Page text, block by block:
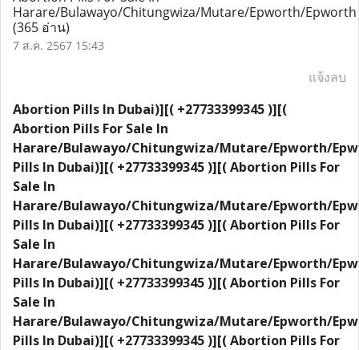
Harare/Bulawayo/Chitungwiza/Mutare/Epworth/Epworth
(365 อ่าน)
7 ส.ค. 2567 15:43
แจ้งลบ
Abortion Pills In Dubai)][( +27733399345 )][(
Abortion Pills For Sale In
Harare/Bulawayo/Chitungwiza/Mutare/Epworth/
Pills In Dubai)][( +27733399345 )][( Abortion Pills For
Sale In
Harare/Bulawayo/Chitungwiza/Mutare/Epworth/
Pills In Dubai)][( +27733399345 )][( Abortion Pills For
Sale In
Harare/Bulawayo/Chitungwiza/Mutare/Epworth/
Pills In Dubai)][( +27733399345 )][( Abortion Pills For
Sale In
Harare/Bulawayo/Chitungwiza/Mutare/Epworth/
Pills In Dubai)][( +27733399345 )][( Abortion Pills For